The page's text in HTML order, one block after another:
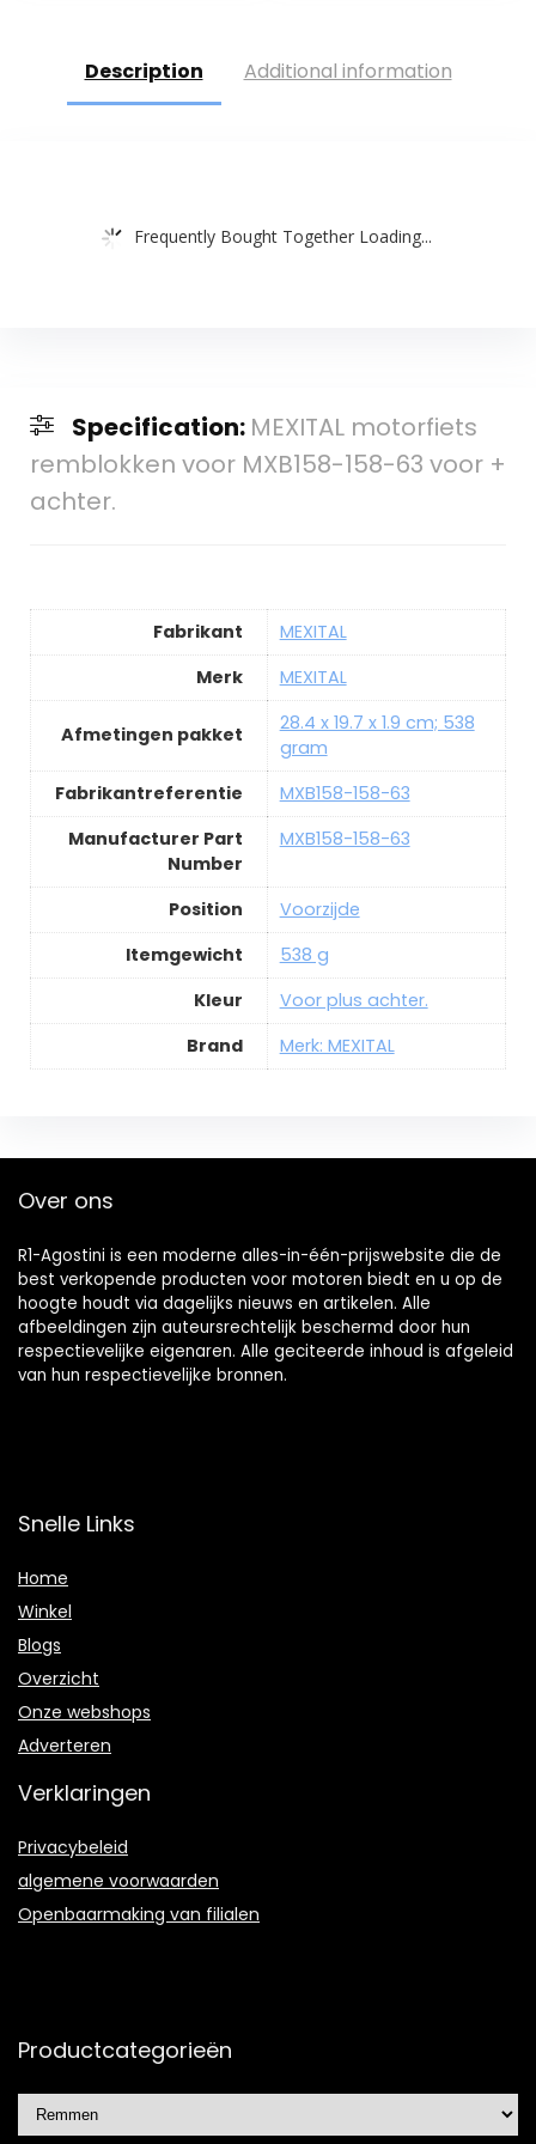
Description Additional information
Frequently Bought Together Loading...
Specification: MEXITAL motorfiets
remblokken voor MXB158-158-63 voor +
achter.
Fabrikant
MEXITAL
Merk
MEXITAL
Afmetingen pakket
28.4 x 19.7 x 1.9 cm; 538
gram
Fabrikantreferentie
MXB158-158-63
Manufacturer Part
Number
MXB158-158-63
Position
Voorzijde
Itemgewicht
538 g
Kleur
Voor plus achter.
Brand
Merk: MEXITAL
Over ons
R1-Agostini is een moderne alles-in-één-prijswebsite die de
best verkopende producten voor motoren biedt en u op de
hoogte houdt via dagelijks nieuws en artikelen. Alle
afbeeldingen zijn auteursrechtelijk beschermd door hun
respectievelijke eigenaren. Alle geciteerde inhoud is afgeleid
van hun respectievelijke bronnen.
Snelle Links
Home
Winkel
Blogs
Overzicht
Onze webshops
Adverteren
Verklaringen
Privacybeleid
algemene voorwaarden
Openbaarmaking van filialen
Productcategorieën